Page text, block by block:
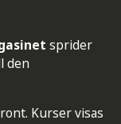
sprider
den
Kurser visas